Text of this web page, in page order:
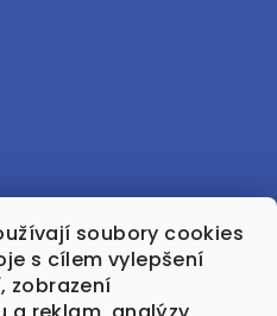
soubory cookies
s cílem vylepšení
zobrazení